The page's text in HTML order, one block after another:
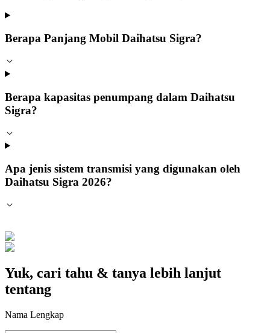
Berapa Panjang Mobil Daihatsu Sigra?
Berapa kapasitas penumpang dalam Daihatsu
Sigra?
Apa jenis sistem transmisi yang digunakan oleh
Daihatsu Sigra 2026?
Yuk, cari tahu & tanya lebih lanjut
tentang
Nama Lengkap